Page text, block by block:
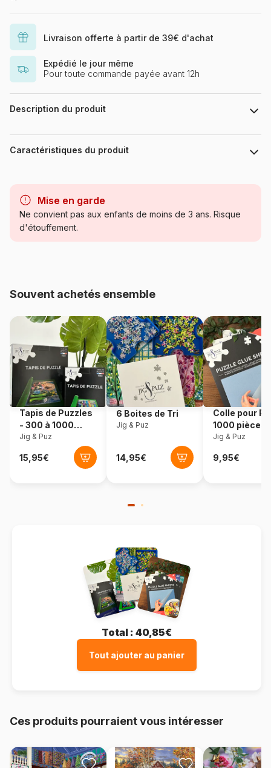
Livraison offerte à partir de 39€ d'achat
Expédié le jour même
Pour toute commande payée avant 12h
Description du produit
Jack Sorenson
Caractéristiques du produit
Catégorie Puzzles - Campagne
Référence Sunsout-16846
EAN 0796780168466
Nombre de pièces 1000 pièces
Dimensions 51 x 69 cm
Mise en garde
Ne convient pas aux enfants de moins de 3 ans. Risque
d'étouffement.
Souvent achetés ensemble
Tapis de Puzzles
- 300 à 1000
pièces
Jig & Puz
6 Boites de Tri
Jig & Puz
Colle pour
1000 pièces
Jig & Puz
Total : 40,85€
Tout ajouter au panier
Ces produits pourraient vous intéresser